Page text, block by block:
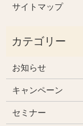
サイトマップ
お知らせ
キャンペーン
セミナー